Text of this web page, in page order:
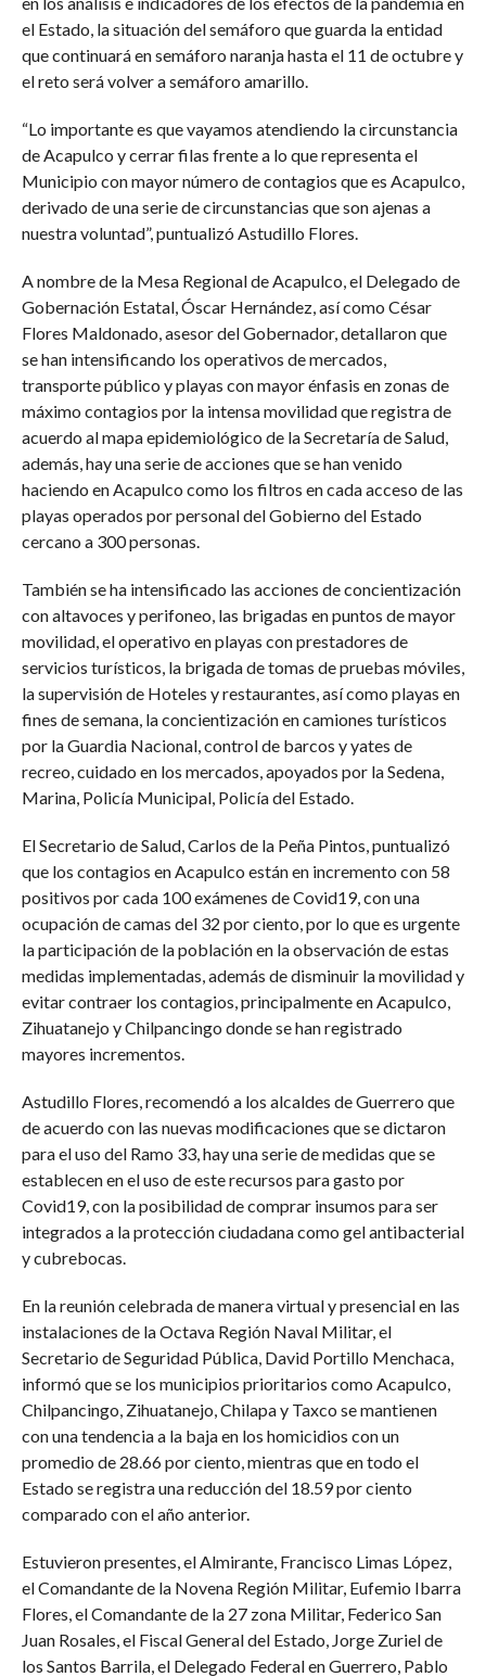
el Estado, la situación del semáforo que guarda la entidad
que continuará en semáforo naranja hasta el 11 de octubre y
el reto será volver a semáforo amarillo.
“Lo importante es que vayamos atendiendo la circunstancia
de Acapulco y cerrar filas frente a lo que representa el
Municipio con mayor número de contagios que es Acapulco,
derivado de una serie de circunstancias que son ajenas a
nuestra voluntad”, puntualizó Astudillo Flores.
A nombre de la Mesa Regional de Acapulco, el Delegado de
Gobernación Estatal, Óscar Hernández, así como César
Flores Maldonado, asesor del Gobernador, detallaron que
se han intensificando los operativos de mercados,
transporte público y playas con mayor énfasis en zonas de
máximo contagios por la intensa movilidad que registra de
acuerdo al mapa epidemiológico de la Secretaría de Salud,
además, hay una serie de acciones que se han venido
haciendo en Acapulco como los filtros en cada acceso de las
playas operados por personal del Gobierno del Estado
cercano a 300 personas.
También se ha intensificado las acciones de concientización
con altavoces y perifoneo, las brigadas en puntos de mayor
movilidad, el operativo en playas con prestadores de
servicios turísticos, la brigada de tomas de pruebas móviles,
la supervisión de Hoteles y restaurantes, así como playas en
fines de semana, la concientización en camiones turísticos
por la Guardia Nacional, control de barcos y yates de
recreo, cuidado en los mercados, apoyados por la Sedena,
Marina, Policía Municipal, Policía del Estado.
El Secretario de Salud, Carlos de la Peña Pintos, puntualizó
que los contagios en Acapulco están en incremento con 58
positivos por cada 100 exámenes de Covid19, con una
ocupación de camas del 32 por ciento, por lo que es urgente
la participación de la población en la observación de estas
medidas implementadas, además de disminuir la movilidad y
evitar contraer los contagios, principalmente en Acapulco,
Zihuatanejo y Chilpancingo donde se han registrado
mayores incrementos.
Astudillo Flores, recomendó a los alcaldes de Guerrero que
de acuerdo con las nuevas modificaciones que se dictaron
para el uso del Ramo 33, hay una serie de medidas que se
establecen en el uso de este recursos para gasto por
Covid19, con la posibilidad de comprar insumos para ser
integrados a la protección ciudadana como gel antibacterial
y cubrebocas.
En la reunión celebrada de manera virtual y presencial en las
instalaciones de la Octava Región Naval Militar, el
Secretario de Seguridad Pública, David Portillo Menchaca,
informó que se los municipios prioritarios como Acapulco,
Chilpancingo, Zihuatanejo, Chilapa y Taxco se mantienen
con una tendencia a la baja en los homicidios con un
promedio de 28.66 por ciento, mientras que en todo el
Estado se registra una reducción del 18.59 por ciento
comparado con el año anterior.
Estuvieron presentes, el Almirante, Francisco Limas López,
el Comandante de la Novena Región Militar, Eufemio Ibarra
Flores, el Comandante de la 27 zona Militar, Federico San
Juan Rosales, el Fiscal General del Estado, Jorge Zuriel de
los Santos Barrila, el Delegado Federal en Guerrero, Pablo